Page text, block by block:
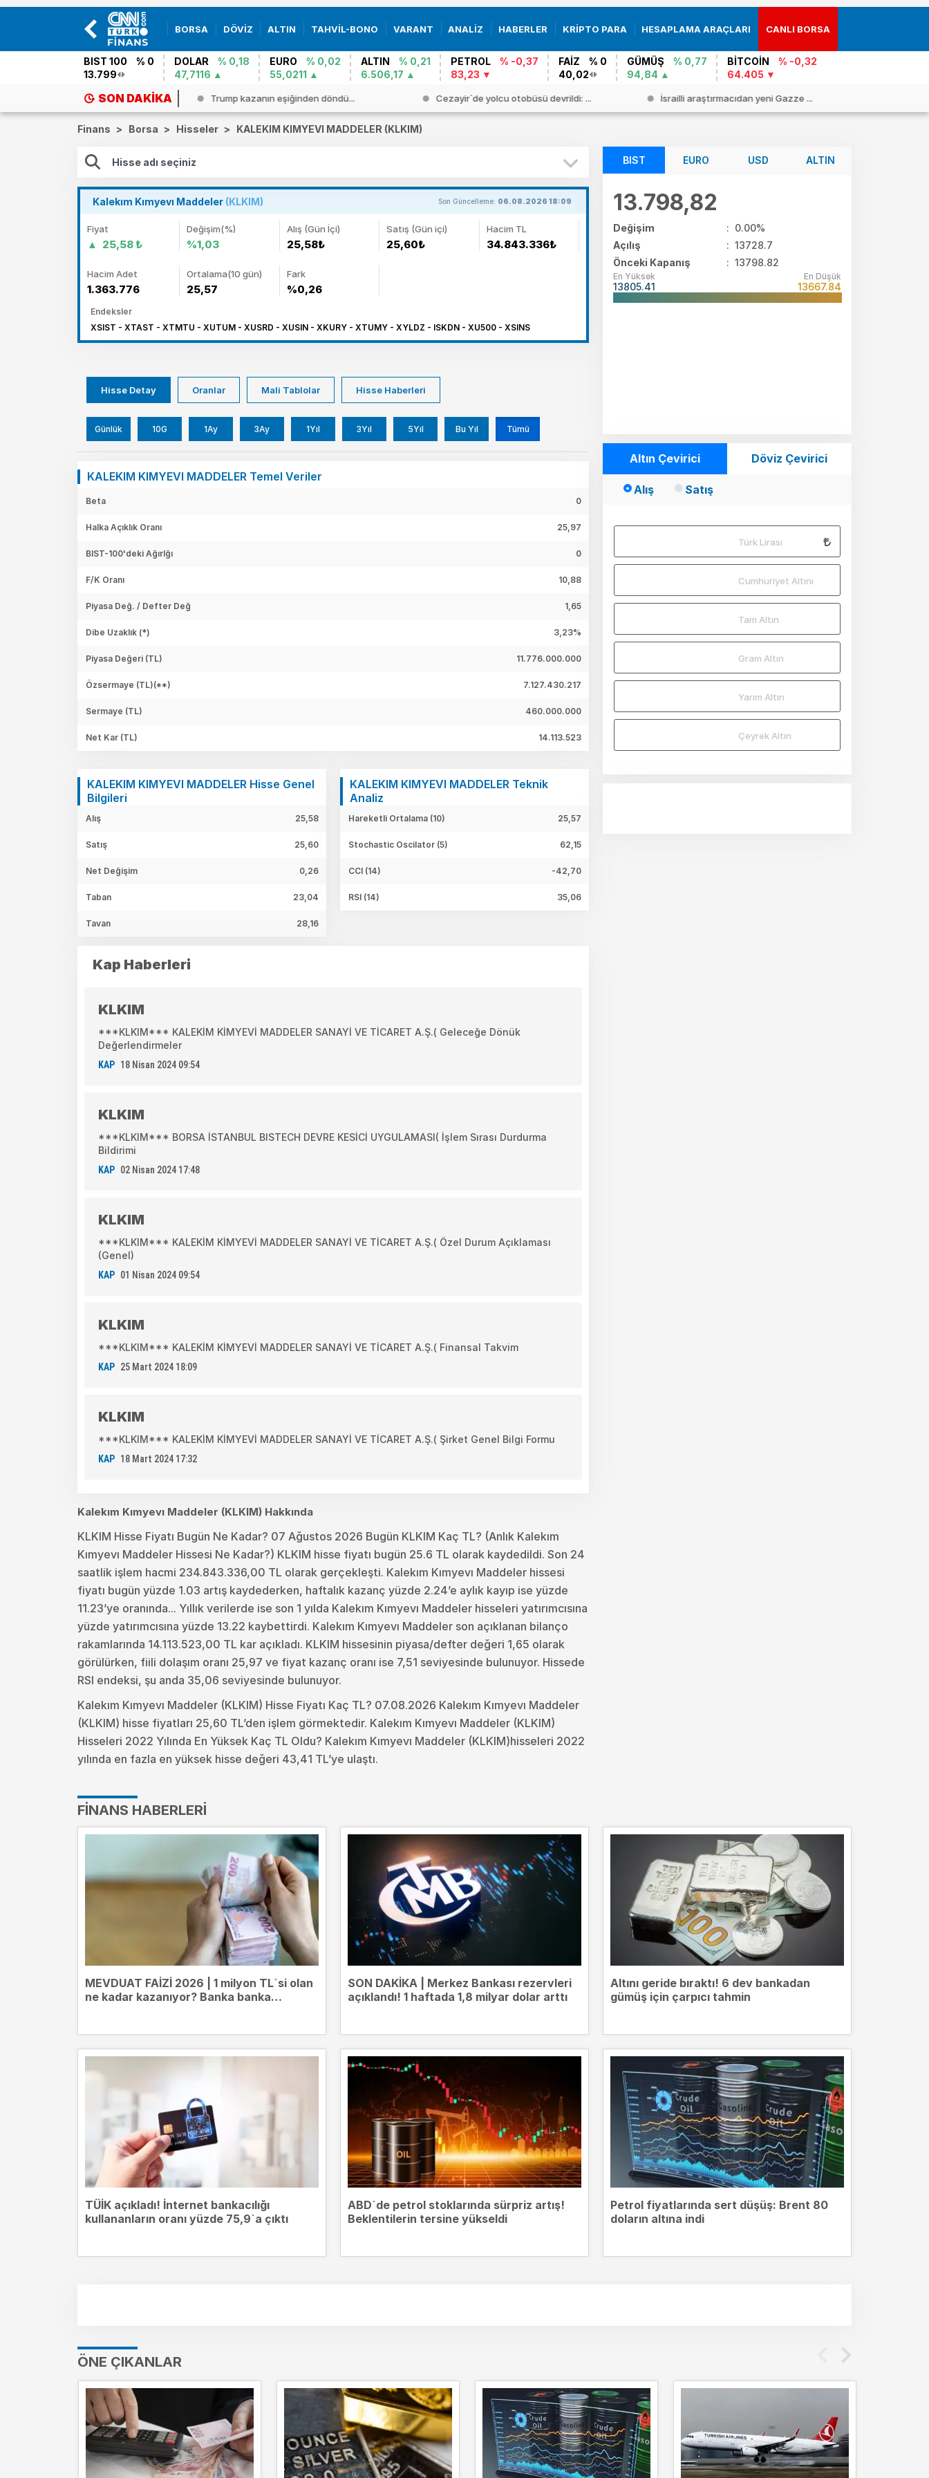
BORSA DÖVİZ ALTIN TAHVİL-BONO VARANT ANALİZ HABERLER KRİPTO PARA HESAPLAMA ARAÇLARI CANLI BORSA
BIST 100
% 0
13.799
DOLAR
% 0,18
47,7116
EURO
% 0,02
55,0211
ALTIN
% 0,21
6.506,17
PETROL
% -0,37
83,23
FAİZ
% 0
40,02
GÜMÜŞ
% 0,77
94,84
BİTCOİN
% -0,32
64.405
SON DAKIKA
Batı Nil Virüsü alarmı! Vak... Trump kazanın eşiğinden döndü... Cezayir`de yolcu otobüsü devrildi: ... İsrailli araştırmacıdan yeni Gazze ...
Finans > Borsa > Hisseler > KALEKIM KIMYEVI MADDELER (KLKIM)
Kalekım Kımyevı Maddeler (KLKIM) Son Güncelleme: 06.08.2026 18:09
Fiyat
25,58 ₺
Değişim(%)
%1,03
Alış (Gün İçi)
25,58₺
Satış (Gün içi)
25,60₺
Hacim TL
34.843.336₺
Hacim Adet
1.363.776
Ortalama(10 gün)
25,57
Fark
%0,26
Endeksler
XSIST - XTAST - XTMTU - XUTUM - XUSRD - XUSIN - XKURY - XTUMY - XYLDZ - ISKDN - XU500 - XSINS
Hisse Detay Oranlar Mali Tablolar Hisse Haberleri
Günlük 10G 1Ay 3Ay 1Yıl 3Yıl 5Yıl Bu Yıl Tümü
KALEKIM KIMYEVI MADDELER Temel Veriler
Beta 0
Halka Açıklık Oranı 25,97
BIST-100'deki Ağırlğı 0
F/K Oranı 10,88
Piyasa Değ. / Defter Değ 1,65
Dibe Uzaklık (*) 3,23%
Piyasa Değeri (TL) 11.776.000.000
Özsermaye (TL)(**) 7.127.430.217
Sermaye (TL) 460.000.000
Net Kar (TL) 14.113.523
KALEKIM KIMYEVI MADDELER Hisse Genel
Bilgileri
Alış 25,58
Satış 25,60
Net Değişim 0,26
Taban 23,04
Tavan 28,16
KALEKIM KIMYEVI MADDELER Teknik
Analiz
Hareketli Ortalama (10) 25,57
Stochastic Oscilator (5) 62,15
CCI (14) -42,70
RSI (14) 35,06
Kap Haberleri
KLKIM
***KLKIM*** KALEKİM KİMYEVİ MADDELER SANAYİ VE TİCARET A.Ş.( Geleceğe Dönük
Değerlendirmeler
KAP 18 Nisan 2024 09:54
KLKIM
***KLKIM*** BORSA İSTANBUL BISTECH DEVRE KESİCİ UYGULAMASI( İşlem Sırası Durdurma
Bildirimi
KAP 02 Nisan 2024 17:48
KLKIM
***KLKIM*** KALEKİM KİMYEVİ MADDELER SANAYİ VE TİCARET A.Ş.( Özel Durum Açıklaması
(Genel)
KAP 01 Nisan 2024 09:54
KLKIM
***KLKIM*** KALEKİM KİMYEVİ MADDELER SANAYİ VE TİCARET A.Ş.( Finansal Takvim
KAP 25 Mart 2024 18:09
KLKIM
***KLKIM*** KALEKİM KİMYEVİ MADDELER SANAYİ VE TİCARET A.Ş.( Şirket Genel Bilgi Formu
KAP 18 Mart 2024 17:32
Kalekım Kımyevı Maddeler (KLKIM) Hakkında
KLKIM Hisse Fiyatı Bugün Ne Kadar? 07 Ağustos 2026 Bugün KLKIM Kaç TL? (Anlık Kalekım
Kımyevı Maddeler Hissesi Ne Kadar?) KLKIM hisse fiyatı bugün 25.6 TL olarak kaydedildi. Son 24
saatlik işlem hacmi 234.843.336,00 TL olarak gerçekleşti. Kalekım Kımyevı Maddeler hissesi
fiyatı bugün yüzde 1.03 artış kaydederken, haftalık kazanç yüzde 2.24’e aylık kayıp ise yüzde
11.23’ye oranında... Yıllık verilerde ise son 1 yılda Kalekım Kımyevı Maddeler hisseleri yatırımcısına
yüzde yatırımcısına yüzde 13.22 kaybettirdi. Kalekım Kımyevı Maddeler son açıklanan bilanço
rakamlarında 14.113.523,00 TL kar açıkladı. KLKIM hissesinin piyasa/defter değeri 1,65 olarak
görülürken, fiili dolaşım oranı 25,97 ve fiyat kazanç oranı ise 7,51 seviyesinde bulunuyor. Hissede
RSI endeksi, şu anda 35,06 seviyesinde bulunuyor.
Kalekım Kımyevı Maddeler (KLKIM) Hisse Fiyatı Kaç TL? 07.08.2026 Kalekım Kımyevı Maddeler
(KLKIM) hisse fiyatları 25,60 TL’den işlem görmektedir. Kalekım Kımyevı Maddeler (KLKIM)
Hisseleri 2022 Yılında En Yüksek Kaç TL Oldu? Kalekım Kımyevı Maddeler (KLKIM)hisseleri 2022
yılında en fazla en yüksek hisse değeri 43,41 TL’ye ulaştı.
BIST EURO USD ALTIN
13.798,82
Değişim : 0.00%
Açılış
: 13728.7
Önceki Kapanış
: 13798.82
En Yüksek
13805.41
En Düşük
13667.84
Altın Çevirici Döviz Çevirici
Alış Satış
Türk Lirası
Cumhuriyet Altını
Tam Altın
Gram Altın
Yarım Altın
Çeyrek Altın
FINANS HABERLERI
MEVDUAT FAİZİ 2026 | 1 milyon TL`si olan
ne kadar kazanıyor? Banka banka
SON DAKİKA | Merkez Bankası rezervleri
açıklandı! 1 haftada 1,8 milyar dolar arttı
Altını geride bıraktı! 6 dev bankadan
gümüş için çarpıcı tahmin
TÜİK açıkladı! İnternet bankacılığı
kullananların oranı yüzde 75,9`a çıktı
ABD`de petrol stoklarında sürpriz artış!
Beklentilerin tersine yükseldi
Petrol fiyatlarında sert düşüş: Brent 80
doların altına indi
ÖNE ÇIKANLAR